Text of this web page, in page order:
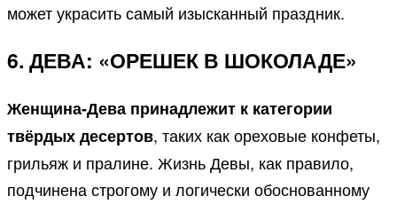
может украсить самый изысканный праздник.
6. ДЕВА: «ОРЕШЕК В ШОКОЛАДЕ»
Женщина-Дева принадлежит к категории
твёрдых десертов, таких как ореховые конфеты,
грильяж и пралине. Жизнь Девы, как правило,
подчинена строгому и логически обоснованному